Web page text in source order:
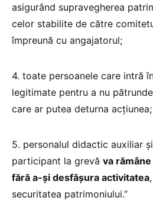
asigurând supravegherea
celor stabilite de către
împreună cu angajatorul;
4. toate persoanele care intră
legitimate pentru a nu
care ar putea deturna acţiunea;
5. personalul didactic auxiliar
participant la grevă va
fără a-şi desfăşura activitatea
securitatea patrimoniului.”